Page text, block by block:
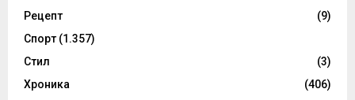
Рецепт
(9)
Спорт (1.357)
Стил
(3)
Хроника
(406)